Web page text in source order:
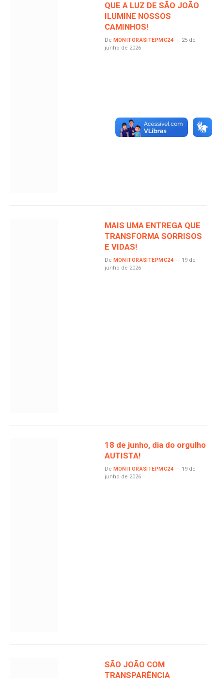
QUE A LUZ DE SÃO JOÃO
ILUMINE NOSSOS
CAMINHOS!
De MONITORASITEPMC24
25 de
junho de 2026
MAIS UMA ENTREGA QUE
TRANSFORMA SORRISOS
E VIDAS!
De MONITORASITEPMC24
19 de
junho de 2026
18 de junho, dia do orgulho
AUTISTA!
De MONITORASITEPMC24
19 de
junho de 2026
SÃO JOÃO COM
TRANSPARÊNCIA